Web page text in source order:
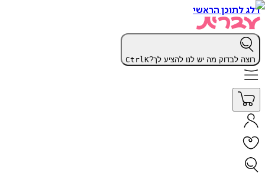
דלג לתוכן הראשי
רוצה לבדוק מה יש לנו להציע לך? CtrlK